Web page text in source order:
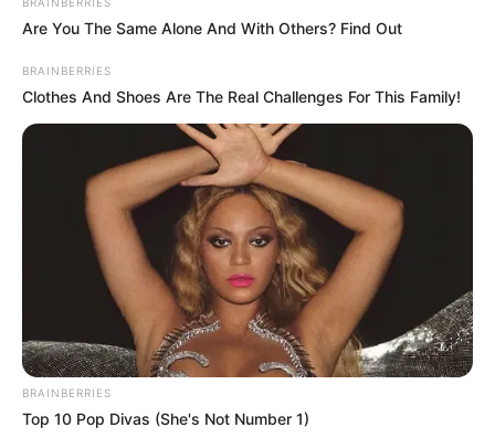
BRAINBERRIES
Are You The Same Alone And With Others? Find Out
BRAINBERRIES
Clothes And Shoes Are The Real Challenges For This Family!
BRAINBERRIES
Top 10 Pop Divas (She's Not Number 1)